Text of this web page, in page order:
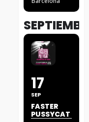
17
SEP
FASTER
PUSSYCAT